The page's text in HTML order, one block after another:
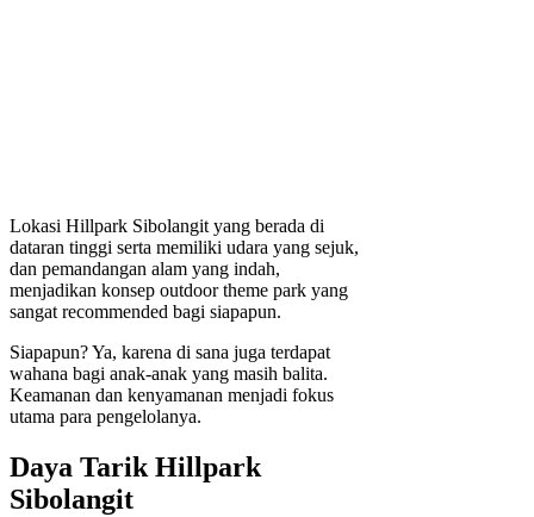
Lokasi Hillpark Sibolangit yang berada di
dataran tinggi serta memiliki udara yang sejuk,
dan pemandangan alam yang indah,
menjadikan konsep outdoor theme park yang
sangat recommended bagi siapapun.
Siapapun? Ya, karena di sana juga terdapat
wahana bagi anak-anak yang masih balita.
Keamanan dan kenyamanan menjadi fokus
utama para pengelolanya.
Daya Tarik Hillpark
Sibolangit